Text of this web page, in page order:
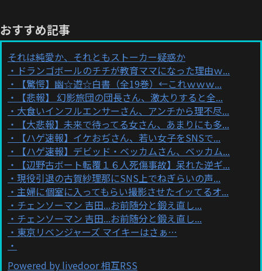
おすすめ記事
それは純愛か、それともストーカー疑惑か
ドランゴボールのチチが教育ママになった理由ｗ...
【驚愕】幽☆遊☆白書（全19巻）←これｗｗｗ...
【悲報】 幻影旅団の団長さん、激太りすると全...
大食いインフルエンサーさん、アンチから理不尽...
【大悲報】未来で待ってる女さん、あまりにも多...
【ハゲ速報】イケおぢさん、若い女子をSNSで...
【ハゲ速報】デビッド・ベッカムさん、ベッカム...
【辺野古ボート転覆１６人死傷事故】呆れた逆ギ...
現役引退の古賀紗理那にSNS上でねぎらいの声...
主婦に個室に入ってもらい撮影させたイッてるオ...
チェンソーマン 吉田...お前随分と鍛え直し...
チェンソーマン 吉田...お前随分と鍛え直し...
東京リベンジャーズ マイキーはさぁ…
Powered by livedoor 相互RSS